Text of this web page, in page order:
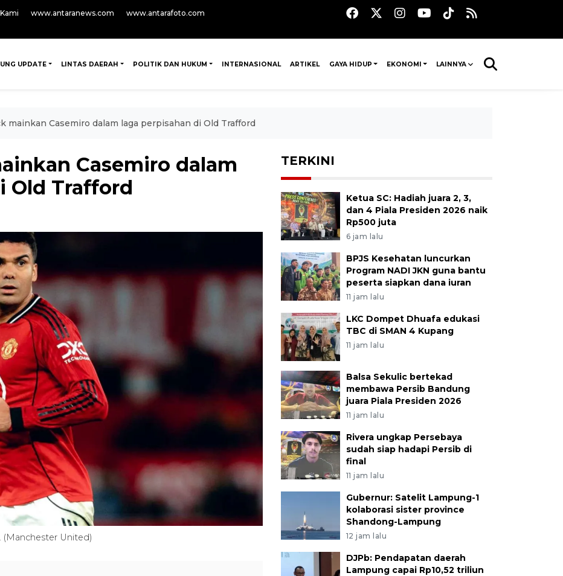
www.antaranews.com
www.antarafoto.com
UPDATE LINTAS DAERAH POLITIK DAN HUKUM INTERNASIONAL ARTIKEL GAYA HIDUP EKONOMI LAINNYA
mainkan Casemiro dalam laga perpisahan di Old Trafford
Casemiro dalam
Old Trafford
(Manchester United)
TERKINI
Ketua SC: Hadiah juara 2, 3,
dan 4 Piala Presiden 2026 naik
Rp500 juta
6 jam lalu
BPJS Kesehatan luncurkan
Program NADI JKN guna bantu
peserta siapkan dana iuran
11 jam lalu
LKC Dompet Dhuafa edukasi
TBC di SMAN 4 Kupang
11 jam lalu
Balsa Sekulic bertekad
membawa Persib Bandung
juara Piala Presiden 2026
11 jam lalu
Rivera ungkap Persebaya
sudah siap hadapi Persib di
final
11 jam lalu
Gubernur: Satelit Lampung-1
kolaborasi sister province
Shandong-Lampung
12 jam lalu
DJPb: Pendapatan daerah
Lampung capai Rp10,52 triliun